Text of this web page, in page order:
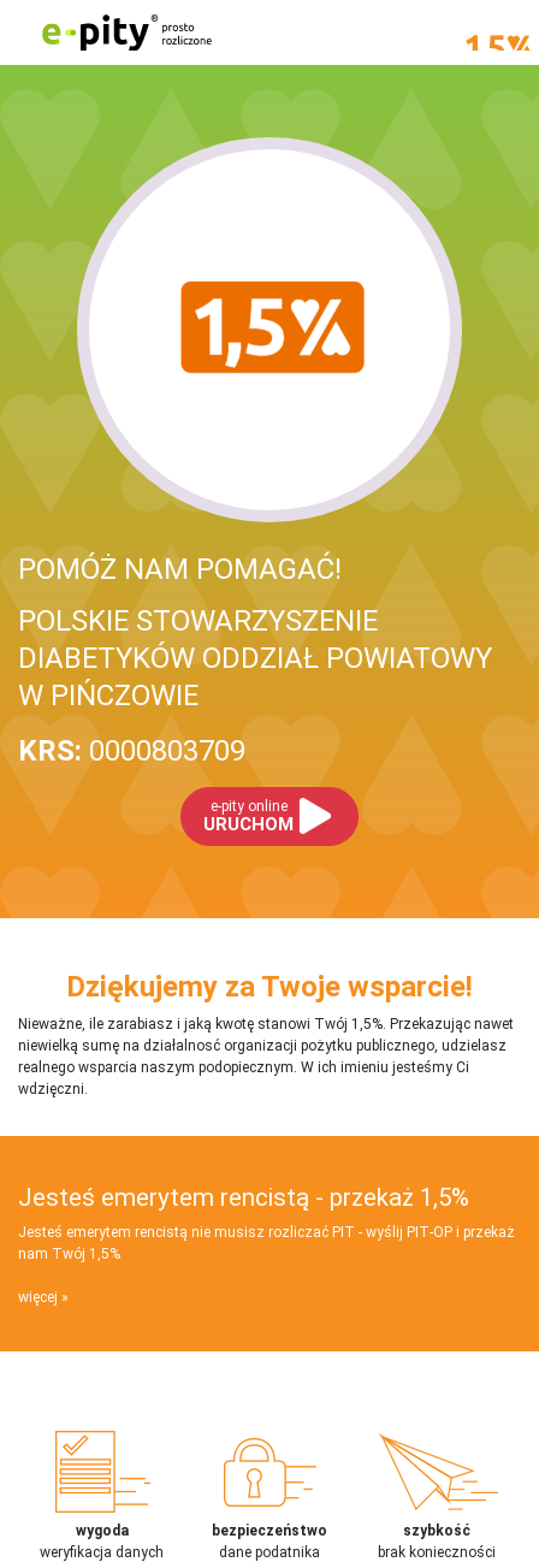
POMÓŻ NAM POMAGAĆ!
POLSKIE STOWARZYSZENIE
DIABETYKÓW ODDZIAŁ POWIATOWY
W PIŃCZOWIE
KRS: 0000803709
e-pity online
URUCHOM
Dziękujemy za Twoje wsparcie!
Nieważne, ile zarabiasz i jaką kwotę stanowi Twój 1,5%. Przekazując nawet
niewielką sumę na działalnosć organizacji pożytku publicznego, udzielasz
realnego wsparcia naszym podopiecznym. W ich imieniu jesteśmy Ci
wdzięczni.
Jesteś emerytem rencistą - przekaż 1,5%
Jesteś emerytem rencistą nie musisz rozliczać PIT - wyślij PIT‑OP i przekaż
nam Twój 1,5%
więcej
wygoda
weryfikacja danych
bezpieczeństwo
dane podatnika
szybkość
brak konieczności